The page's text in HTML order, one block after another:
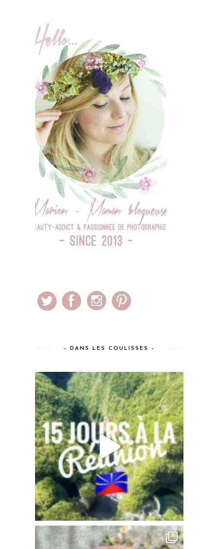
– DANS LES COULISSES –